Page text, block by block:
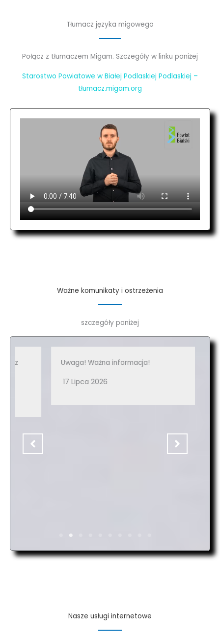
Tłumacz języka migowego
Połącz z tłumaczem Migam. Szczegóły w linku poniżej
Starostwo Powiatowe w Białej Podlaskiej Podlaskiej –
tłumacz.migam.org
Ważne komunikaty i ostrzeżenia
szczegóły poniżej
Uwaga! Ważna informacja!
17 Lipca 2026
Nasze usługi internetowe